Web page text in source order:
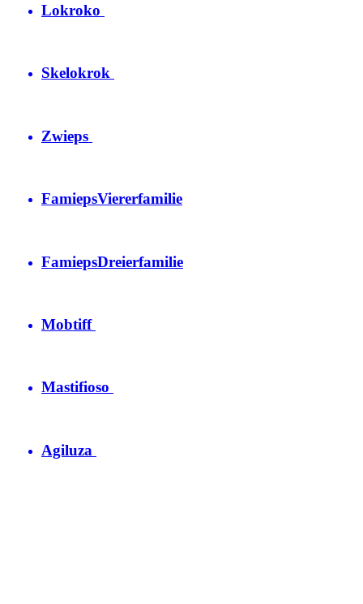
Lokroko
Skelokrok
Zwieps
FamiepsViererfamilie
FamiepsDreierfamilie
Mobtiff
Mastifioso
Agiluza